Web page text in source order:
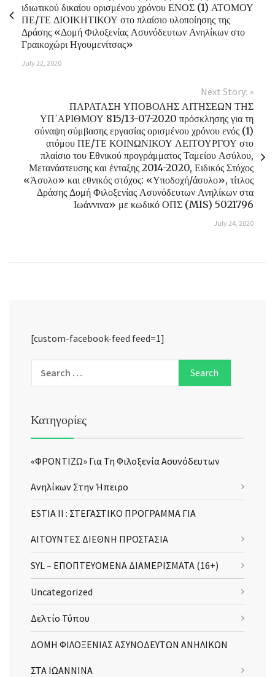
ιδιωτικού δικαίου ορισμένου χρόνου ΕΝΟΣ (1) ΑΤΟΜΟΥ
ΠΕ/ΤΕ ΔΙΟΙΚΗΤΙΚΟΥ στο πλαίσιο υλοποίησης της
Δράσης «Δομή Φιλοξενίας Ασυνόδευτων Ανηλίκων στο
Γραικοχώρι Ηγουμενίτσας»
July 22, 2020
Next Story: »
ΠΑΡΑΤΑΣΗ ΥΠΟΒΟΛΗΣ ΑΙΤΗΣΕΩΝ ΤΗΣ
ΥΠ΄ΑΡΙΘΜΟΥ 815/13-07-2020 πρόσκλησης για τη
σύναψη σύμβασης εργασίας ορισμένου χρόνου ενός (1)
ατόμου ΠΕ/ΤΕ ΚΟΙΝΩΝΙΚΟΥ ΛΕΙΤΟΥΡΓΟΥ στο
πλαίσιο του Εθνικού προγράμματος Ταμείου Ασύλου,
Μετανάστευσης και ένταξης 2014-2020, Ειδικός Στόχος
«Άσυλο» και εθνικός στόχος: «Υποδοχή/άσυλο», τίτλος
Δράσης Δομή Φιλοξενίας Ασυνόδευτων Ανηλίκων στα
Ιωάννινα» με κωδικό ΟΠΣ (MIS) 5021796
July 24, 2020
[custom-facebook-feed feed=1]
Κατηγορίες
«ΦΡΟΝΤΙΖΩ» Για Τη Φιλοξενία Ασυνόδευτων
Ανηλίκων Στην Ήπειρο
ESTIA II : ΣΤΕΓΑΣΤΙΚΟ ΠΡΟΓΡΑΜΜΑ ΓΙΑ
ΑΙΤΟΥΝΤΕΣ ΔΙΕΘΝΗ ΠΡΟΣΤΑΣΙΑ
SYL – ΕΠΟΠΤΕΥΟΜΕΝΑ ΔΙΑΜΕΡΙΣΜΑΤΑ (16+)
Uncategorized
Δελτίο Τύπου
ΔΟΜΗ ΦΙΛΟΞΕΝΙΑΣ ΑΣΥΝΟΔΕΥΤΩΝ ΑΝΗΛΙΚΩΝ
ΣΤΑ ΙΩΑΝΝΙΝΑ